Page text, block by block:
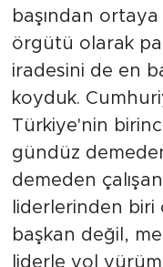
başından
örgütü olarak
iradesini de en
koyduk.
Türkiye'nin
gündüz
demeden
liderlerinden biri
başkan değil,
liderle yol